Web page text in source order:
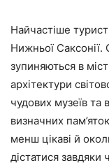
Найчастіше
Нижньої Саксонії.
зупиняються в
архітектури
чудових музеїв та
визначних
менш цікаві й
дістатися